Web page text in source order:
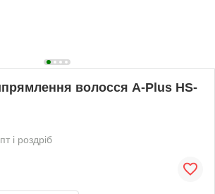
волосся A-Plus HS-
і роздріб